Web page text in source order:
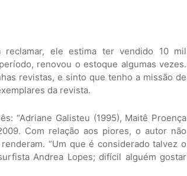
ele estima ter vendido 10 mil
renovou o estoque algumas vezes.
revistas, e sinto que tenho a missão de
da revista.
“Adriane Galisteu (1995), Maitê Proença
Com relação aos piores, o autor não
“Um que é considerado talvez o
Andrea Lopes; difícil alguém gostar